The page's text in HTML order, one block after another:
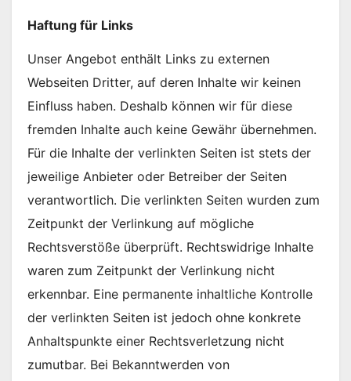
Haftung für Links
Unser Angebot enthält Links zu externen
Webseiten Dritter, auf deren Inhalte wir keinen
Einfluss haben. Deshalb können wir für diese
fremden Inhalte auch keine Gewähr übernehmen.
Für die Inhalte der verlinkten Seiten ist stets der
jeweilige Anbieter oder Betreiber der Seiten
verantwortlich. Die verlinkten Seiten wurden zum
Zeitpunkt der Verlinkung auf mögliche
Rechtsverstöße überprüft. Rechtswidrige Inhalte
waren zum Zeitpunkt der Verlinkung nicht
erkennbar. Eine permanente inhaltliche Kontrolle
der verlinkten Seiten ist jedoch ohne konkrete
Anhaltspunkte einer Rechtsverletzung nicht
zumutbar. Bei Bekanntwerden von